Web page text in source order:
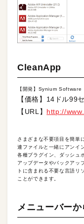
CleanApp
【開発】Synium Software
【価格】14ドル99
【URL】 http://
さまざまな不要項目を簡単
連ファイルと一緒にアンイ
各種プラグイン、ダッシュ
アップデータやバックアッ
トに含まれる不要な言語リ
ことができます。
メニューバー